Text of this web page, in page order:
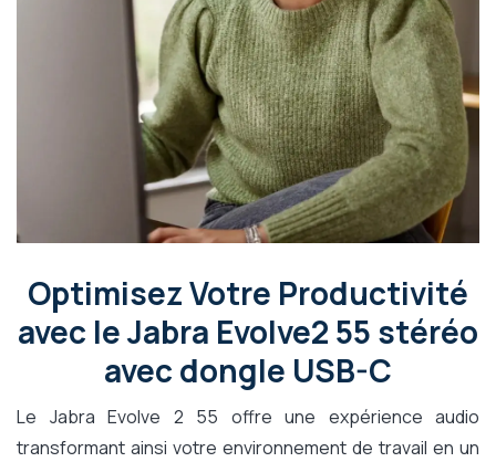
Optimisez Votre Productivité
avec le Jabra Evolve2 55 stéréo
avec dongle USB-C
Le Jabra Evolve 2 55 offre une expérience audio
transformant ainsi votre environnement de travail en un